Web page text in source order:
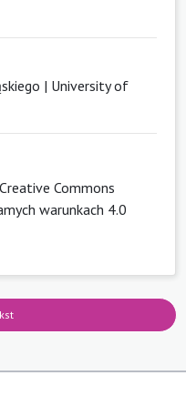
| University of
Creative Commons
warunkach 4.0